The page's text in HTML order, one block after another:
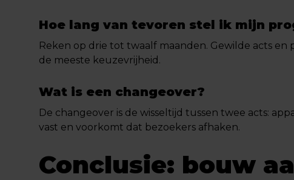
Hoe lang van tevoren stel ik mijn
Reken op drie tot twaalf maanden. Gewilde acts
de meeste keuzevrijheid.
Wat is een changeover?
De changeover is de wisseltijd tussen twee acts:
vast en voorkomt dat bezoekers afhaken.
Conclusie: bouw